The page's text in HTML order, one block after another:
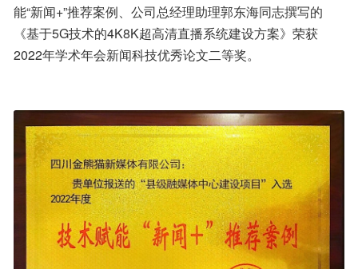
能“新闻+”推荐案例、公司总经理助理郭东海同志撰写的
《基于5G技术的4K8K超高清直播系统建设方案》荣获
2022年学术年会新闻科技优秀论文二等奖。